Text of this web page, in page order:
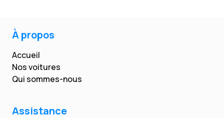
À propos
Accueil
Nos voitures
Qui sommes-nous
Assistance